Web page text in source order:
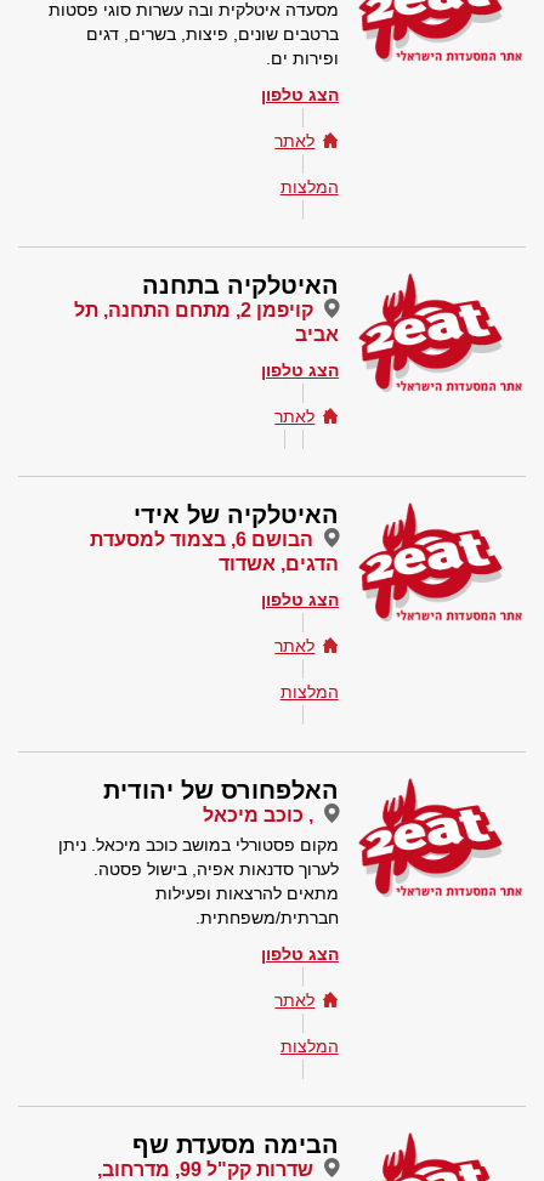
מסעדה איטלקית ובה עשרות סוגי פסטות
ברטבים שונים, פיצות, בשרים, דגים
ופירות ים.
הצג טלפון
לאתר
המלצות
האיטלקיה בתחנה
קויפמן 2, מתחם התחנה, תל
אביב
הצג טלפון
לאתר
האיטלקיה של אידי
הבושם 6, בצמוד למסעדת
הדגים, אשדוד
הצג טלפון
לאתר
המלצות
האלפחורס של יהודית
, כוכב מיכאל
מקום פסטורלי במושב כוכב מיכאל. ניתן
לערוך סדנאות אפיה, בישול פסטה.
מתאים להרצאות ופעילות
חברתית/משפחתית.
הצג טלפון
לאתר
המלצות
הבימה מסעדת שף
שדרות קק"ל 99, מדרחוב,